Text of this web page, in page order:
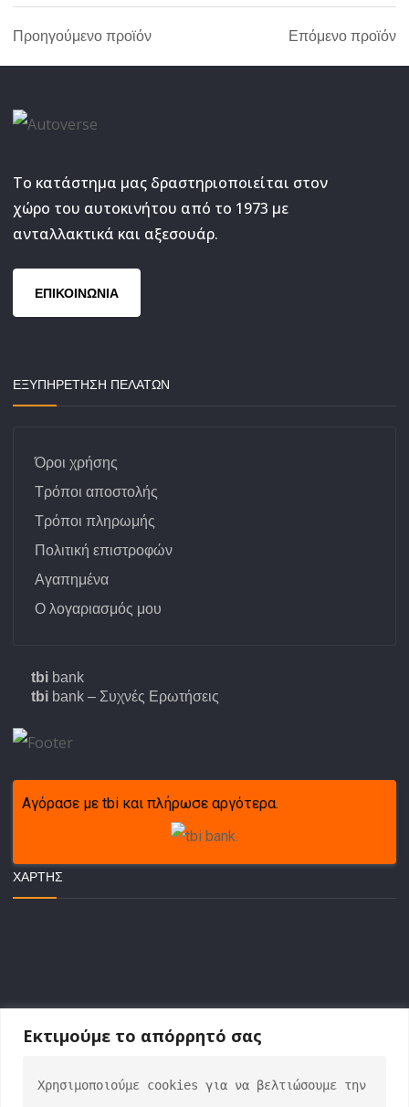
Εκτιμούμε το απόρρητό σας
Χρησιμοποιούμε cookies για να βελτιώσουμε την
Προηγούμενο προϊόν Επόμενο προϊόν
Το κατάστημα μας δραστηριοποιείται στον
χώρο του αυτοκινήτου από το 1973 με
ανταλλακτικά και αξεσουάρ.
ΕΠΙΚΟΙΝΩΝΙΑ
ΕΞΥΠΗΡΕΤΗΣΗ ΠΕΛΑΤΩΝ
Όροι χρήσης
Τρόποι αποστολής
Τρόποι πληρωμής
Πολιτική επιστροφών
Αγαπημένα
Ο λογαριασμός μου
tbi bank
tbi bank – Συχνές Ερωτήσεις
Αγόρασε με tbi και πλήρωσε αργότερα.
ΧΆΡΤΗΣ
ΕΠΙΚΟΙΝΩΝΙΑ